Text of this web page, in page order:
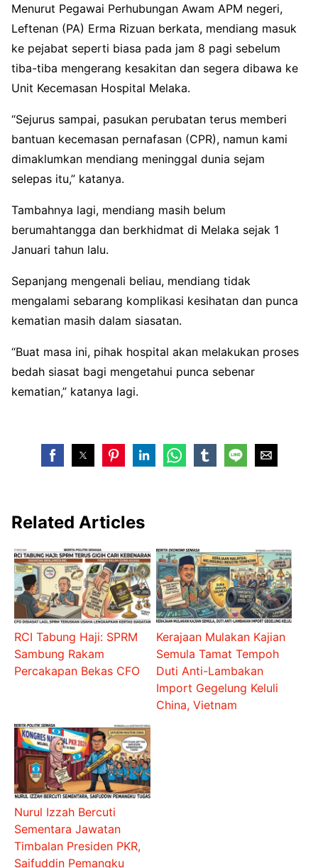
Menurut Pegawai Perhubungan Awam APM negeri,
Leftenan (PA) Erma Rizuan berkata, mendiang masuk
ke pejabat seperti biasa pada jam 8 pagi sebelum
tiba-tiba mengerang kesakitan dan segera dibawa ke
Unit Kecemasan Hospital Melaka.
“Sejurus sampai, pasukan perubatan terus memberi
bantuan kecemasan pernafasan (CPR), namun kami
dimaklumkan mendiang meninggal dunia sejam
selepas itu,” katanya.
Tambahnya lagi, mendiang masih belum
berumahtangga dan berkhidmat di Melaka sejak 1
Januari tahun lalu.
Sepanjang mengenali beliau, mendiang tidak
mengalami sebarang komplikasi kesihatan dan punca
kematian masih dalam siasatan.
“Buat masa ini, pihak hospital akan melakukan proses
bedah siasat bagi mengetahui punca sebenar
kematian,” katanya lagi.
Related Articles
RCI Tabung Haji: SPRM
Sambung Rakam
Percakapan Bekas CFO
Kerajaan Mulakan Kajian
Semula Tamat Tempoh
Duti Anti-Lambakan
Import Gegelung Keluli
China, Vietnam
Nurul Izzah Bercuti
Sementara Jawatan
Timbalan Presiden PKR,
Saifuddin Pemangku